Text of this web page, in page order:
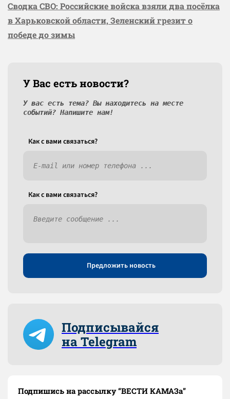
Сводка СВО: Российские войска взяли два посёлка
в Харьковской области, Зеленский грезит о
победе до зимы
У Вас есть новости?
У вас есть тема? Вы находитесь на месте
событий? Напишите нам!
Как c вами связаться?
Как c вами связаться?
Предложить новость
Подписывайся
на Telegram
Подпишись на рассылку “ВЕСТИ КАМАЗа”